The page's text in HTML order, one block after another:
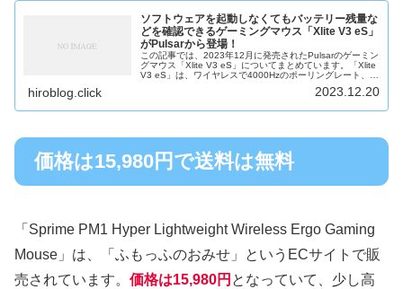
ソフトウェアを起動しなくてもバッテリー残量な
どを確認できるゲーミングマウス「Xlite V3 eS」
がPulsarから登場！
この記事では、2023年12月に発売されたPulsarのゲーミン
グマウス「Xlite V3 eS」についてまとめています。「Xlite
V3 eS」は、ワイヤレスで4000Hzのポーリングレート、有
hiroblog.click 2023.12.20
価格は15,980円で送料は無料
「Sprime PM1 Hyper Lightweight Wireless Ergo Gaming
Mouse」は、「ふもっふのおみせ」というECサイトで販
売されています。 価格は15,980円 となっていて、少し高